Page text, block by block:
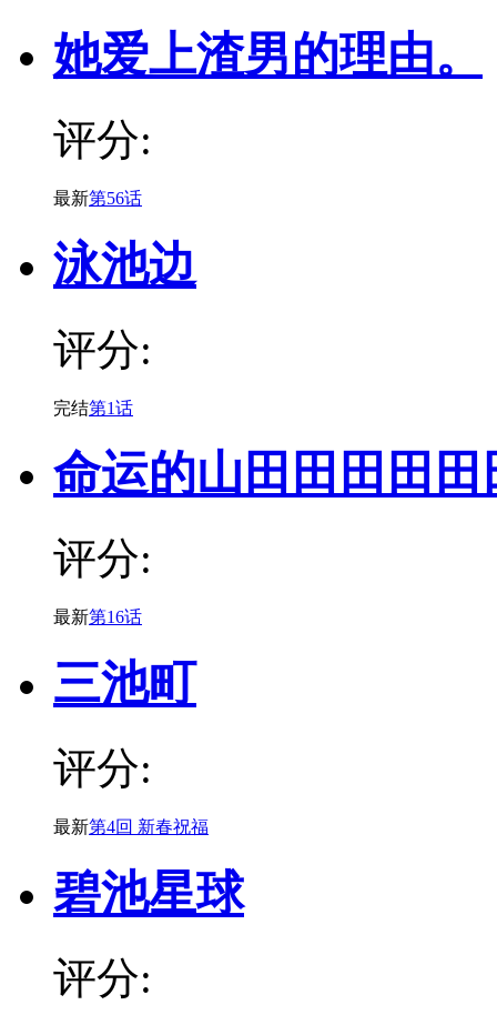
她爱上渣男的理由。
评分:
最新第56话
泳池边
评分:
完结第1话
命运的山田田田田
评分:
最新第16话
三池町
评分:
最新第4回 新春祝福
碧池星球
评分: